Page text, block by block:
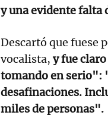
y una evidente falta
Descartó que fuese
vocalista, y fue
tomando en serio":
desafinaciones.
miles de personas".